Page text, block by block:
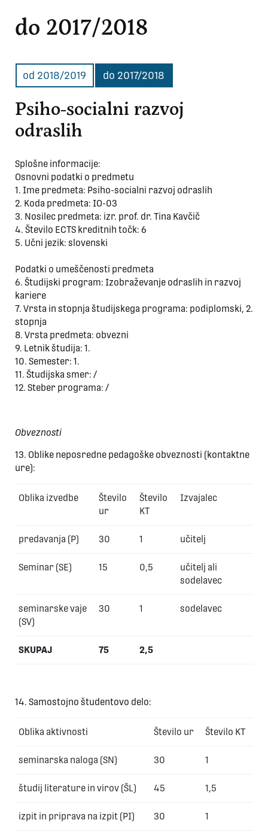
do 2017/2018
od 2018/2019 do 2017/2018
Psiho-socialni razvoj
odraslih
Splošne informacije:
Osnovni podatki o predmetu
1. Ime predmeta: Psiho-socialni razvoj odraslih
2. Koda predmeta: IO-03
3. Nosilec predmeta: izr. prof. dr. Tina Kavčič
4. Število ECTS kreditnih točk: 6
5. Učni jezik: slovenski
Podatki o umeščenosti predmeta
6. Študijski program: Izobraževanje odraslih in razvoj
kariere
7. Vrsta in stopnja študijskega programa: podiplomski, 2.
stopnja
8. Vrsta predmeta: obvezni
9. Letnik študija: 1.
10. Semester: 1.
11. Študijska smer: /
12. Steber programa: /
Obveznosti
13. Oblike neposredne pedagoške obveznosti (kontaktne
ure):
Oblika izvedbe
Število
ur
Število
KT
Izvajalec
predavanja (P) 30 1 učitelj
Seminar (SE) 15 0,5
učitelj ali
sodelavec
seminarske vaje
(SV)
30 1 sodelavec
SKUPAJ 75 2,5
14. Samostojno študentovo delo:
Oblika aktivnosti Število ur Število KT
seminarska naloga (SN) 30 1
študij literature in virov (ŠL) 45 1,5
izpit in priprava na izpit (PI) 30 1